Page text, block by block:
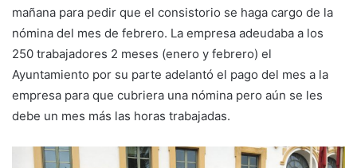
mañana para pedir que el consistorio se haga cargo de la
nómina del mes de febrero. La empresa adeudaba a los
250 trabajadores 2 meses (enero y febrero) el
Ayuntamiento por su parte adelantó el pago del mes a la
empresa para que cubriera una nómina pero aún se les
debe un mes más las horas trabajadas.